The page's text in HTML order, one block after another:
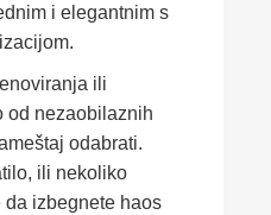
i elegantnim s
ili
od nezaobilaznih
odabrati.
ili nekoliko
izbegnete haos